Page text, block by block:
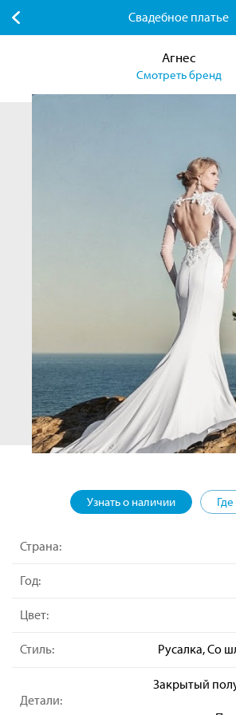
Свадебное платье
Агнес
Смотреть бренд
Узнать о наличии
Страна:
Год:
Цвет:
Стиль: Русалка, Со
Детали:
Закрытый